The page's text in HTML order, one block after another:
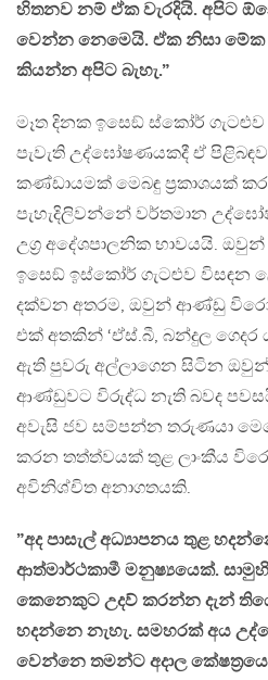
හිතනව නම් ඒක වැරදියි. අපිට
වෙන්න නෙමෙයි. ඒක නිසා මේක
කියන්න අපිට බැහැ.”
මෑත දිනක ඉසෙඞ් ස්කෝර්
පැවැති උද්ඝෝෂණයකදී ඒ
කණ්ඩායමක් මෙබඳු ප‍්‍රකාශයක්
පැහැදිලිවන්නේ වර්තමාන
උග‍්‍ර අදේශපාලනික භාවයයි.
ඉසෙඞ් ඉස්කෝර් ගැටළුව විසඳන
දක්වන අතරම, ඔවුන් ආණ්ඩු
එක් අතකින් ‘ඒස්.බී, බන්දුල
ඇති පුවරු අල්ලාගෙන සිටින
ආණ්ඩුවට විරුද්ධ නැති බවද
අවැසි ජව සම්පන්න තරුණයා
කරන තත්ත්වයක් තුළ ලාංකීය
අවිනිශ්චිත අනාගතයකි.
”අද පාසැල් අධ්‍යාපනය තුළ
ආත්මාර්ථකාමී මනුෂ්‍යයෙක්.
කෙනෙකුට උදව් කරන්න දැන්
හදන්නෙ නැහැ. සමහරක් අය
වෙන්නෙ තමන්ට අදාල